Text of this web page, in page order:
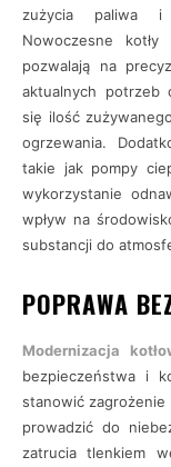
zużycia paliwa i
Nowoczesne
pozwalają na
aktualnych potrzeb
się ilość
ogrzewania.
takie jak pompy
wykorzystanie
wpływ na
substancji do
POPRAWA
Modernizacja
bezpieczeństwa i
stanowić
prowadzić do
zatrucia tlenkiem